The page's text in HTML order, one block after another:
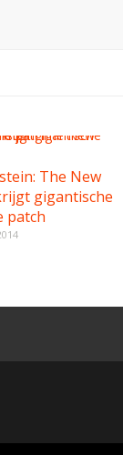
The New
gigantische
patch